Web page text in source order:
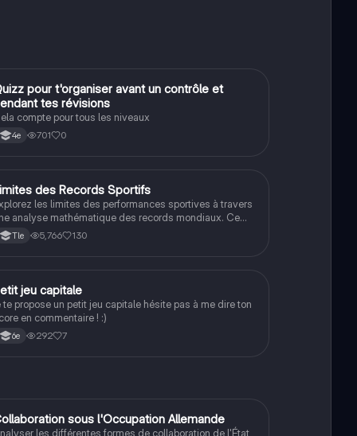
Méthodopour t'organiser avant un contrôle et
tes révisions
compte pour tous les niveaux
4e 701 0
Maths des Records Sportifs
les limites des performances sportives à travers
analyse mathématique des records mondiaux. Ce
aborde la question : 'Allons-nous vers une fin
records du monde en sport ?' avec des exemples
le grand oral de maths.
Tle 5,766 130
Méthodo
jeu capitale
te propose un petit jeu capitale hésite pas à me dire ton
en commentaire ! :)
6e 292 7
Histoire sous l'Occupation Allemande
les différentes formes de collaboration de l'État